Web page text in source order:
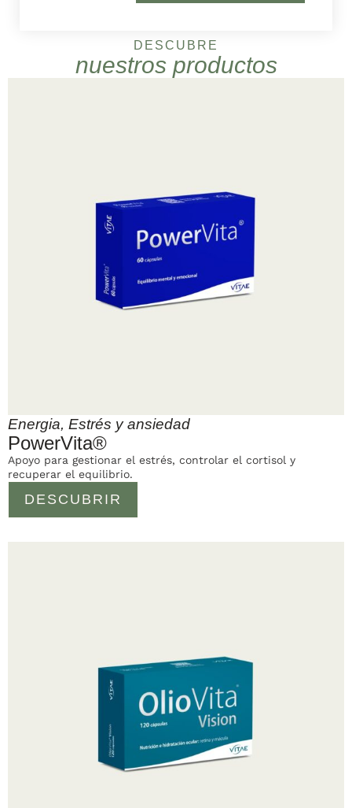
DESCUBRE
nuestros productos
Energia, Estrés y ansiedad
PowerVita®
DESCUBRIR
Apoyo para gestionar el estrés, controlar el cortisol y
recuperar el equilibrio.